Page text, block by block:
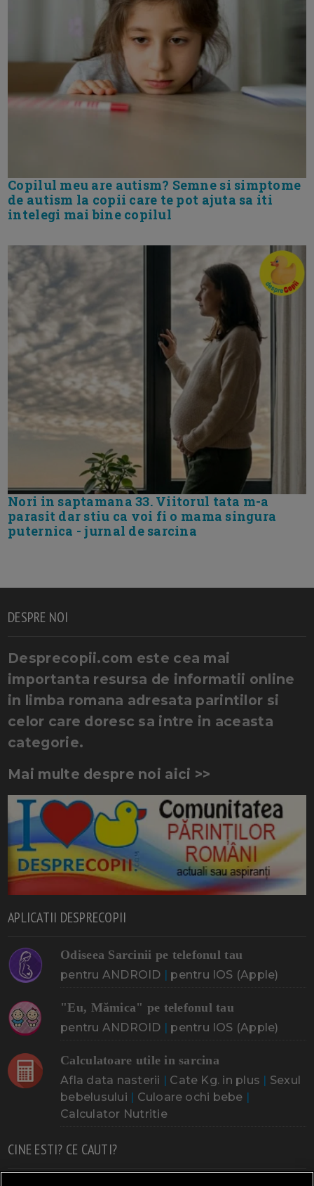
Copilul meu are autism? Semne si simptome
de autism la copii care te pot ajuta sa iti
intelegi mai bine copilul
Nori in saptamana 33. Viitorul tata m-a
parasit dar stiu ca voi fi o mama singura
puternica - jurnal de sarcina
DESPRE NOI
Desprecopii.com este cea mai
importanta resursa de informatii online
in limba romana adresata parintilor si
celor care doresc sa intre in aceasta
categorie.
Mai multe despre noi aici >>
APLICATII DESPRECOPII
Odiseea Sarcinii pe telefonul tau
pentru ANDROID | pentru IOS (Apple)
"Eu, Mămica" pe telefonul tau
pentru ANDROID | pentru IOS (Apple)
Calculatoare utile in sarcina
Afla data nasterii | Cate Kg. in plus | Sexul
bebelusului | Culoare ochi bebe |
Calculator Nutritie
CINE ESTI? CE CAUTI?